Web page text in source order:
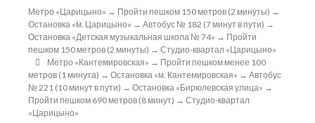
Метро «Царицыно» → Пройти пешком 150 метров (2 минуты) →
Остановка «м. Царицыно» → Автобус № 182 (7 минут в пути) →
Остановка «Детская музыкальная школа № 74» → Пройти
пешком 150 метров (2 минуты) → Студио-квартал «Царицыно»
Метро «Кантемировская» → Пройти пешком менее 100
метров (1 минута) → Остановка «м. Кантемировская» → Автобус
№ 221 (10 минут в пути) → Остановка «Бирюлевская улица» →
Пройти пешком 690 метров (8 минут) → Студио-квартал
«Царицыно»